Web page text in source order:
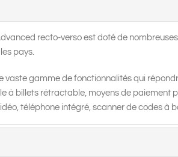
recto-verso est doté de
pays.
vaste gamme de fonctionnalités qui
à billets rétractable, moyens de paiement
téléphone intégré, scanner de codes à